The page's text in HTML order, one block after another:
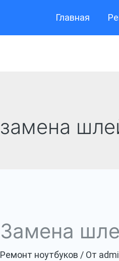
Главная
замена
Замена
Ремонт ноутбуков / От